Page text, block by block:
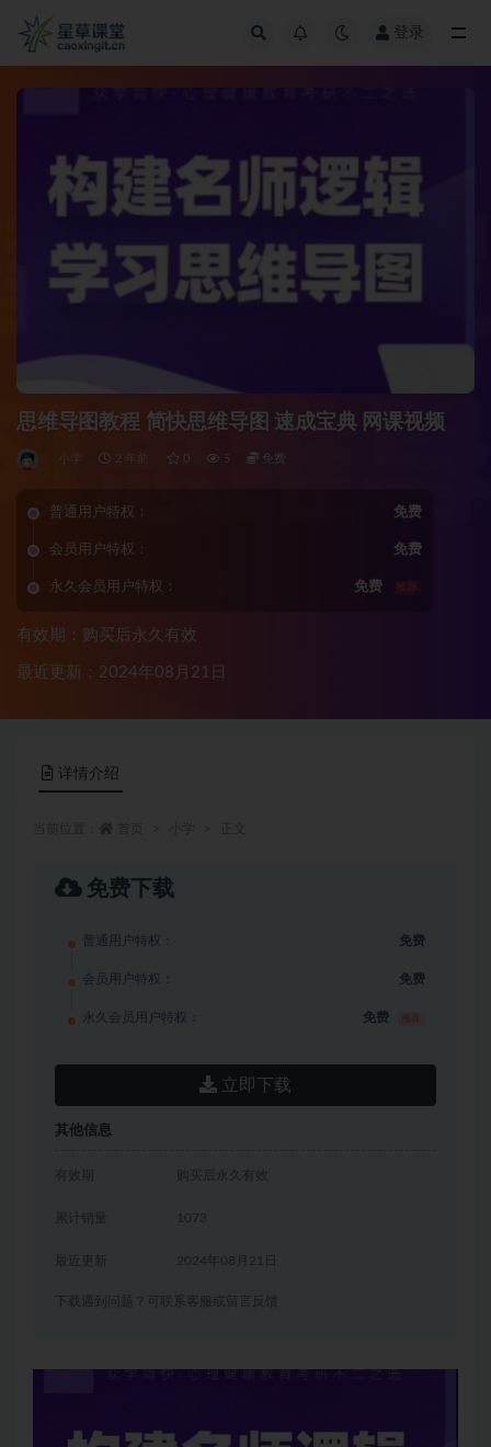
登录
思维导图教程 简快思维导图 速成宝典 网课视频
小学 2 年前 0 5 免费
普通用户特权： 免费
会员用户特权： 免费
永久会员用户特权： 免费 推荐
有效期：购买后永久有效
最近更新：2024年08月21日
详情介绍
免费下载
普通用户特权： 免费
会员用户特权： 免费
永久会员用户特权： 免费
立即下载
其他信息
有效期 购买后永久有效
累计销量 1073
2024年08月21日
下载遇到问题？可联系客服或留言反馈